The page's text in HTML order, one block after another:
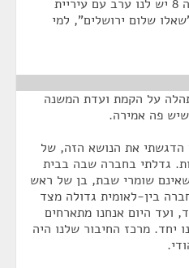
את יותם פה בחוץ. הערב בשעה 8 יש לנו ערב עם עיריית
שלום ירושלים", למי
על הקמת ועדת המשנה
פה אמירה.
הדגשתי את הנושא הזה, של
גדלתי בחברה שבה בבית
שומרי שבת, בן של ראש
בין-לאומית גדולה מצד
ועד היום אנחנו מתארחים
יחד. מרכז החיבור שלנו היה